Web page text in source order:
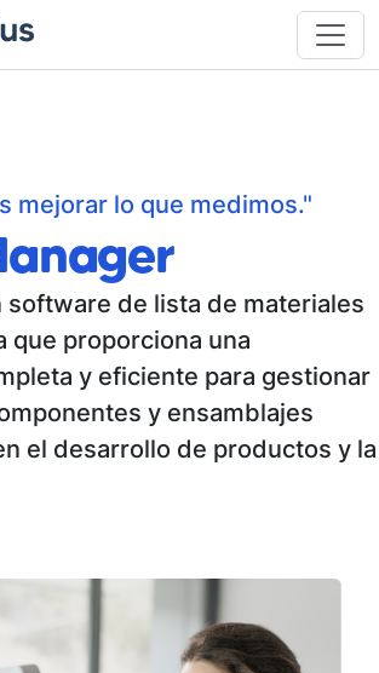
mejorar lo que medimos."
software de lista de materiales
que proporciona una
y eficiente para gestionar
y ensamblajes
el desarrollo de productos y la